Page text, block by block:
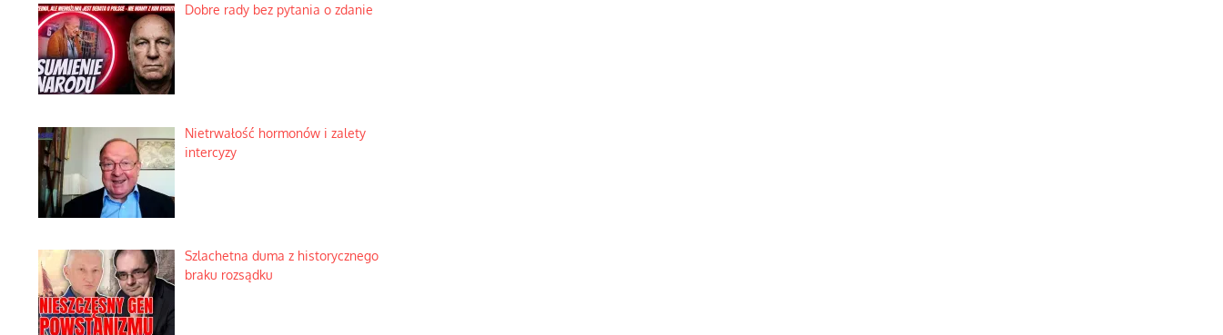
Dobre rady bez pytania o zdanie
Nietrwałość hormonów i zalety
intercyzy
Szlachetna duma z historycznego
braku rozsądku